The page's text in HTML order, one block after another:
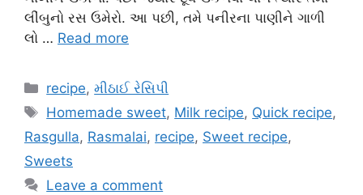
લીંબુનો રસ ઉમેરો. આ પછી, તમે પનીરના પાણીને ગાળી
લો … Read more
Categories
recipe,મીઠાઈ રેસિપી
Tags
Homemade sweet, Milk recipe, Quick recipe,
Rasgulla, Rasmalai, recipe, Sweet recipe,
Sweets
Leave a comment